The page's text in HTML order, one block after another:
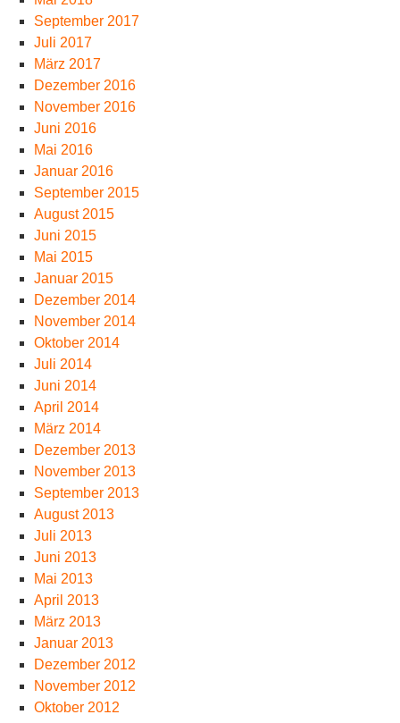
September 2017
Juli 2017
März 2017
Dezember 2016
November 2016
Juni 2016
Mai 2016
Januar 2016
September 2015
August 2015
Juni 2015
Mai 2015
Januar 2015
Dezember 2014
November 2014
Oktober 2014
Juli 2014
Juni 2014
April 2014
März 2014
Dezember 2013
November 2013
September 2013
August 2013
Juli 2013
Juni 2013
Mai 2013
April 2013
März 2013
Januar 2013
Dezember 2012
November 2012
Oktober 2012